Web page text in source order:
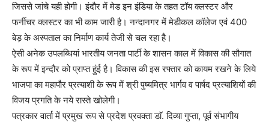
जिससे जांचे यही होगी। इंदौर में मेड इन इंडिया के तहत टॉय क्लस्टर और
फर्नीचर क्लस्टर का भी काम जारी है। नन्दानगर में मेडीकल कॉलेज एवं 400
बेड़ के अस्पताल का निर्माण कार्य तेजी से चल रहा है।
ऐसी अनेक उपलब्धियां भारतीय जनता पार्टी के शासन काल में विकास की सौगात
के रूप में इन्दौर को प्राप्त हुंई है। विकास की इस रफ्तार को कायम रखने के लिये
भाजपा का महापौर प्रत्याशी के रूप में श्री पुष्यमित्र भार्गव व पार्षद प्रत्याशियों की
विजय प्रगति के नये रास्ते खोलेगी।
पत्रकार वार्ता में प्रमुख रूप से प्रदेश प्रवक्ता डाॅ. दिव्या गुप्ता, पूर्व संभागीय